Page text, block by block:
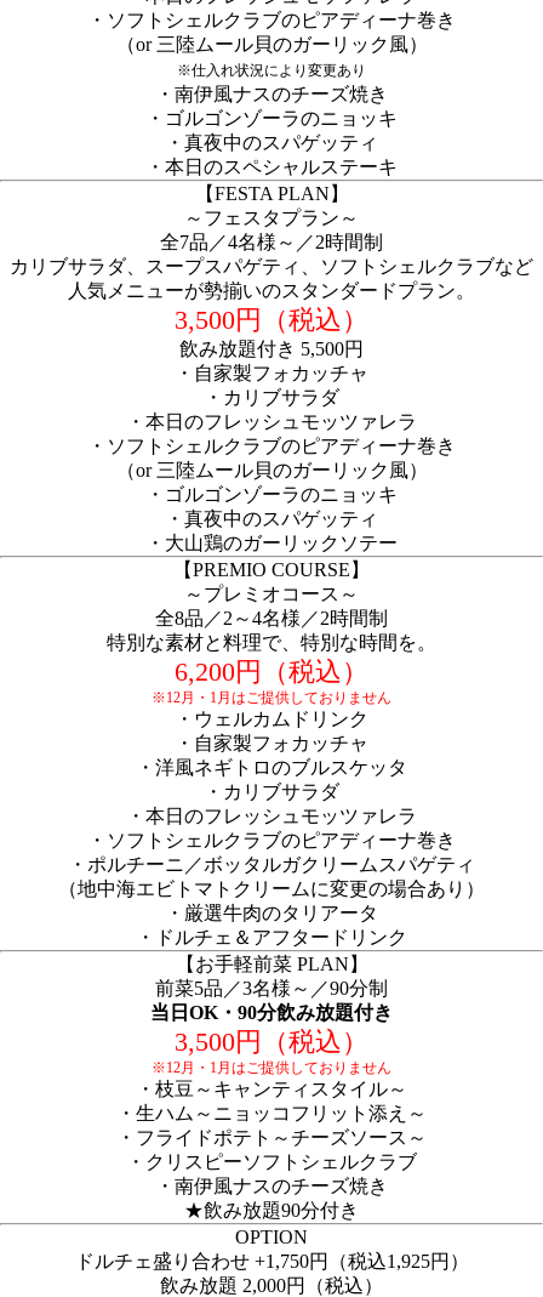
・ソフトシェルクラブのピアディーナ巻き
（or 三陸ムール貝のガーリック風）
※仕入れ状況により変更あり
・南伊風ナスのチーズ焼き
・ゴルゴンゾーラのニョッキ
・真夜中のスパゲッティ
・本日のスペシャルステーキ
【FESTA PLAN】
～フェスタプラン～
全7品／4名様～／2時間制
カリブサラダ、スープスパゲティ、ソフトシェルクラブなど
人気メニューが勢揃いのスタンダードプラン。
3,500円（税込）
飲み放題付き 5,500円
・自家製フォカッチャ
・カリブサラダ
・本日のフレッシュモッツァレラ
・ソフトシェルクラブのピアディーナ巻き
（or 三陸ムール貝のガーリック風）
・ゴルゴンゾーラのニョッキ
・真夜中のスパゲッティ
・大山鶏のガーリックソテー
【PREMIO COURSE】
～プレミオコース～
全8品／2～4名様／2時間制
特別な素材と料理で、特別な時間を。
6,200円（税込）
※12月・1月はご提供しておりません
・ウェルカムドリンク
・自家製フォカッチャ
・洋風ネギトロのブルスケッタ
・カリブサラダ
・本日のフレッシュモッツァレラ
・ソフトシェルクラブのピアディーナ巻き
・ポルチーニ／ボッタルガクリームスパゲティ
（地中海エビトマトクリームに変更の場合あり）
・厳選牛肉のタリアータ
・ドルチェ＆アフタードリンク
【お手軽前菜 PLAN】
前菜5品／3名様～／90分制
当日OK・90分飲み放題付き
3,500円（税込）
※12月・1月はご提供しておりません
・枝豆～キャンティスタイル～
・生ハム～ニョッコフリット添え～
・フライドポテト～チーズソース～
・クリスピーソフトシェルクラブ
・南伊風ナスのチーズ焼き
★飲み放題90分付き
OPTION
ドルチェ盛り合わせ +1,750円（税込1,925円）
飲み放題 2,000円（税込）